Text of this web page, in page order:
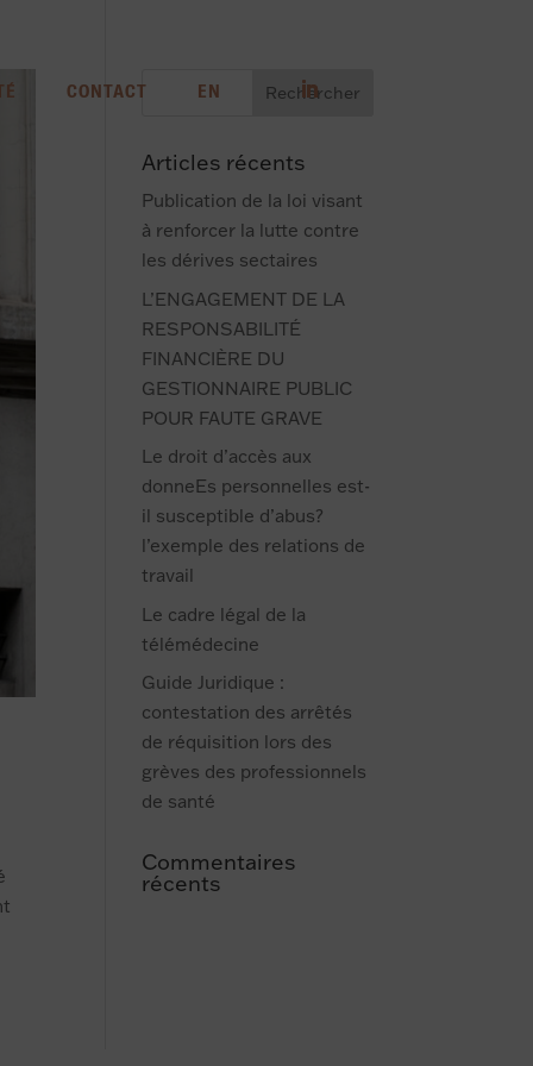
CONTACT EN
Articles récents
Publication de la loi visant
à renforcer la lutte contre
les dérives sectaires
L’ENGAGEMENT DE LA
RESPONSABILITÉ
FINANCIÈRE DU
GESTIONNAIRE PUBLIC
POUR FAUTE GRAVE
Le droit d’accès aux
donneEs personnelles est-
il susceptible d’abus?
l’exemple des relations de
travail
Le cadre légal de la
télémédecine
Guide Juridique :
contestation des arrêtés
de réquisition lors des
grèves des professionnels
de santé
Commentaires
récents